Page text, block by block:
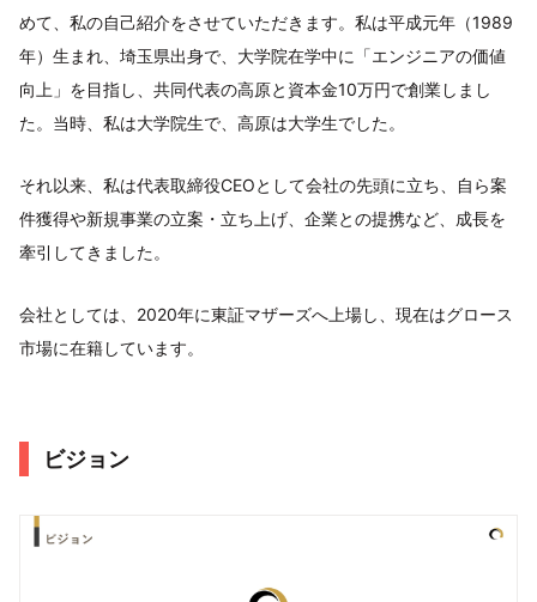
めて、私の自己紹介をさせていただきます。私は平成元年（1989
年）生まれ、埼玉県出身で、大学院在学中に「エンジニアの価値
向上」を目指し、共同代表の高原と資本金10万円で創業しまし
た。当時、私は大学院生で、高原は大学生でした。
それ以来、私は代表取締役CEOとして会社の先頭に立ち、自ら案
件獲得や新規事業の立案・立ち上げ、企業との提携など、成長を
牽引してきました。
会社としては、2020年に東証マザーズへ上場し、現在はグロース
市場に在籍しています。
ビジョン